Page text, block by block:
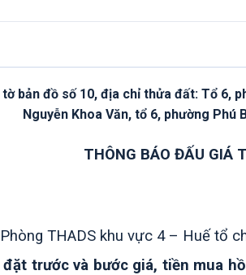
bản đồ số 10, địa chỉ thửa đất: Tổ 6,
Nguyễn Khoa Văn, tổ 6, phường Phú
THÔNG BÁO ĐẤU GIÁ
Phòng THADS khu vực 4 – Huế tổ
trước và bước giá, tiền mua